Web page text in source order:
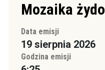
Mozaika
Data emisji
19 sierpnia 2026
Godzina emisji